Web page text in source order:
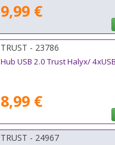
9,99 €
TRUST - 23786
Hub USB 2.0 Trust Halyx/
8,99 €
TRUST - 24967